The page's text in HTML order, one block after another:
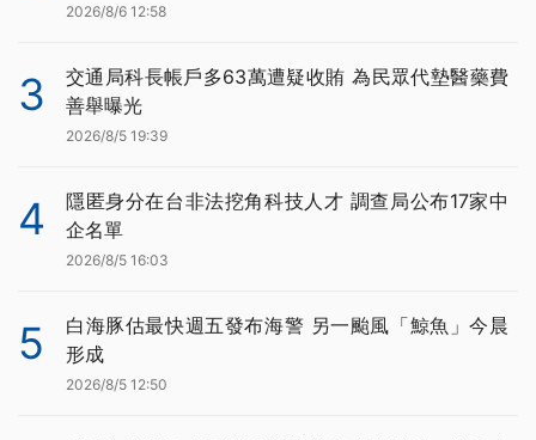
2026/8/6 12:58
3
交通局科長帳戶多63萬遭疑收賄 為民眾代墊醫藥費
善舉曝光
2026/8/5 19:39
4
隱匿身分在台非法挖角科技人才 調查局公布17家中
企名單
2026/8/5 16:03
5
白海豚估最快週五發布海警 另一颱風「鯨魚」今晨
形成
2026/8/5 12:50